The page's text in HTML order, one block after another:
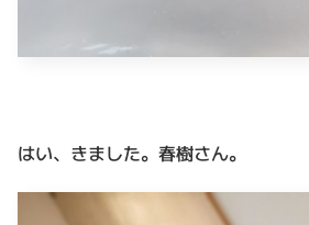
はい、きました。春樹さん。